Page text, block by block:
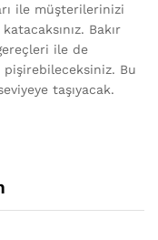
ile müşterilerinizi
Bakır
ile de
Bu
taşıyacak.